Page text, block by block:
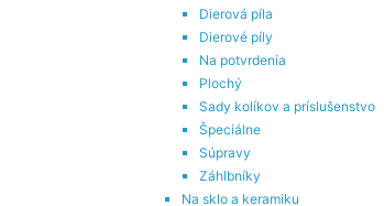
Dierová píla
Dierové píly
Na potvrdenia
Plochý
Sady kolíkov a príslušenstvo
Špeciálne
Súpravy
Záhlbníky
Na sklo a keramiku